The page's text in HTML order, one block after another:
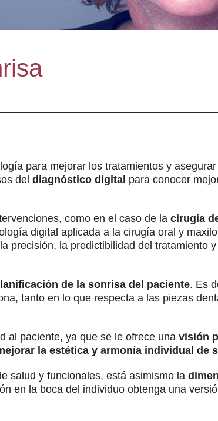
para mejorar los tratamientos y
del diagnóstico digital para conocer
como en el caso de la cirugía
digital aplicada a la cirugía oral y
precisión, la predictibilidad del tratamiento
de la sonrisa del paciente. Es
tanto en lo que respecta a las piezas
al paciente, ya que se le ofrece una visión
la estética y armonía individual de
salud y funcionales, está asimismo la
en la boca del individuo obtenga una